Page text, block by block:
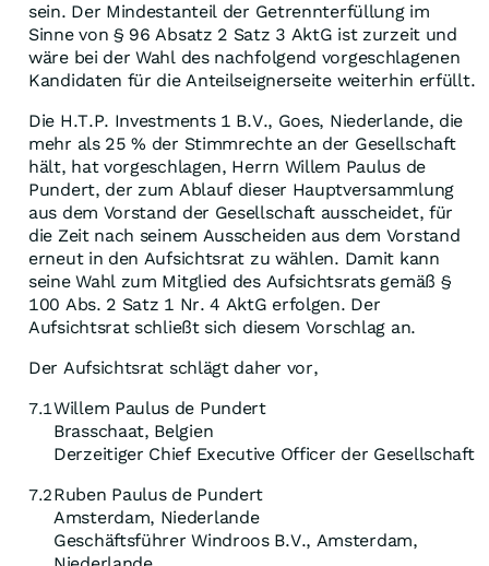
sein. Der Mindestanteil der Getrennterfüllung im
Sinne von § 96 Absatz 2 Satz 3 AktG ist zurzeit und
wäre bei der Wahl des nachfolgend vorgeschlagenen
Kandidaten für die Anteilseignerseite weiterhin erfüllt.
Die H.T.P. Investments 1 B.V., Goes, Niederlande, die
mehr als 25 % der Stimmrechte an der Gesellschaft
hält, hat vorgeschlagen, Herrn Willem Paulus de
Pundert, der zum Ablauf dieser Hauptversammlung
aus dem Vorstand der Gesellschaft ausscheidet, für
die Zeit nach seinem Ausscheiden aus dem Vorstand
erneut in den Aufsichtsrat zu wählen. Damit kann
seine Wahl zum Mitglied des Aufsichtsrats gemäß §
100 Abs. 2 Satz 1 Nr. 4 AktG erfolgen. Der
Aufsichtsrat schließt sich diesem Vorschlag an.
Der Aufsichtsrat schlägt daher vor,
7.1Willem Paulus de Pundert
Brasschaat, Belgien
Derzeitiger Chief Executive Officer der Gesellschaft
7.2Ruben Paulus de Pundert
Amsterdam, Niederlande
Geschäftsführer Windroos B.V., Amsterdam,